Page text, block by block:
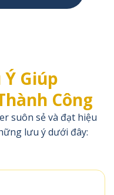
Giúp
Công
suôn sẻ và đạt hiệu
lưu ý dưới đây: